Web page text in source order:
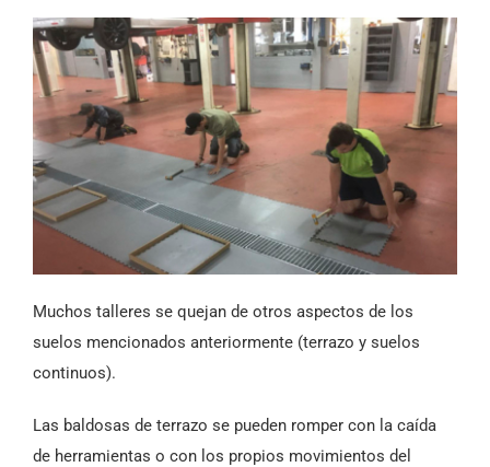
Muchos talleres se quejan de otros aspectos de los
suelos mencionados anteriormente (terrazo y suelos
continuos).
Las baldosas de terrazo se pueden romper con la caída
de herramientas o con los propios movimientos del